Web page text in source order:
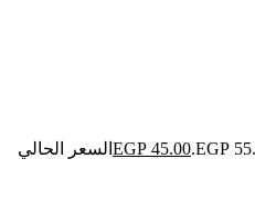
EGP 45.00
السعر الحالي